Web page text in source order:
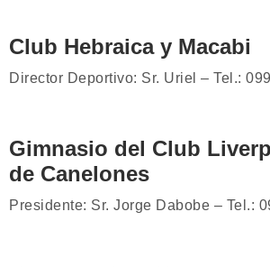
Club Hebraica y Macabi
Director Deportivo: Sr. Uriel – Tel.:
Gimnasio del Club
de Canelones
Presidente: Sr. Jorge Dabobe – Tel.: